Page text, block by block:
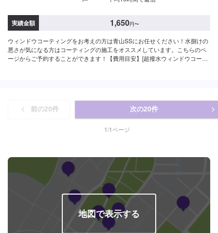
実績金額 1,650円〜
ウィンドウコーティングをお考えの方は青山SSにお任せください！水捌けの
悪さが気になる方はコーティングの施工をオススメしています。こちらのペ
ージからご予約することができます！【費用目安】[超撥水ウィンドウコーテ
前の20件 次の20件
1/1ページ
地図で表示する